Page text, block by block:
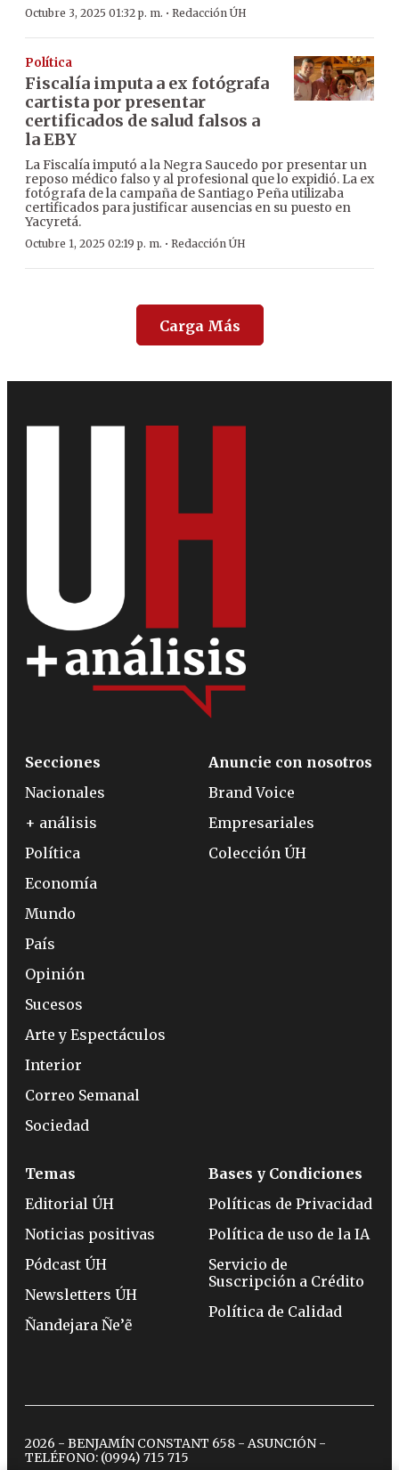
Octubre 3, 2025 01:32 p. m. · Redacción ÚH
Política
Fiscalía imputa a ex fotógrafa
cartista por presentar
certificados de salud falsos a
la EBY
La Fiscalía imputó a la Negra Saucedo por presentar un
reposo médico falso y al profesional que lo expidió. La ex
fotógrafa de la campaña de Santiago Peña utilizaba
certificados para justificar ausencias en su puesto en
Yacyretá.
Octubre 1, 2025 02:19 p. m. · Redacción ÚH
Carga Más
Secciones
Nacionales
+ análisis
Política
Economía
Mundo
País
Opinión
Sucesos
Arte y Espectáculos
Interior
Correo Semanal
Sociedad
Anuncie con nosotros
Brand Voice
Empresariales
Colección ÚH
Temas
Editorial ÚH
Noticias positivas
Pódcast ÚH
Newsletters ÚH
Ñandejara Ñe’ẽ
Bases y Condiciones
Políticas de Privacidad
Política de uso de la IA
Servicio de
Suscripción a Crédito
Política de Calidad
2026 - BENJAMÍN CONSTANT 658 - ASUNCIÓN -
TELÉFONO: (0994) 715 715